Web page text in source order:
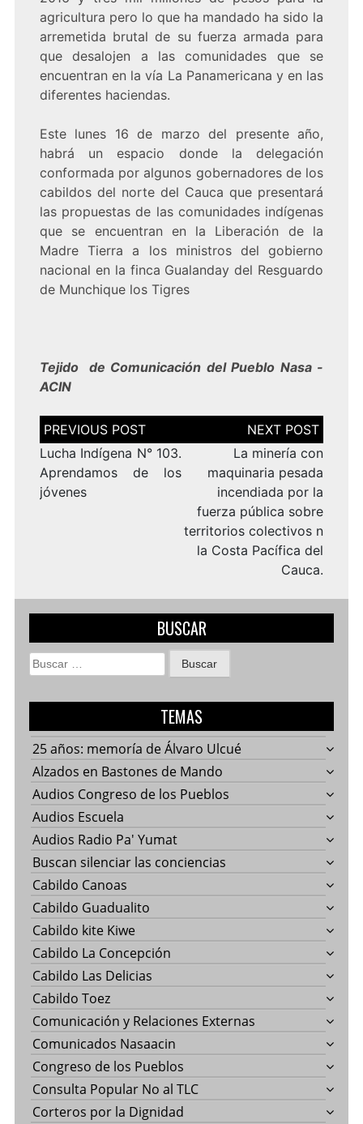
agricultura pero lo que ha mandado ha sido la
arremetida brutal de su fuerza armada para
que desalojen a las comunidades que se
encuentran en la vía La Panamericana y en las
diferentes haciendas.
Este lunes 16 de marzo del presente año,
habrá un espacio donde la delegación
conformada por algunos gobernadores de los
cabildos del norte del Cauca que presentará
las propuestas de las comunidades indígenas
que se encuentran en la Liberación de la
Madre Tierra a los ministros del gobierno
nacional en la finca Gualanday del Resguardo
de Munchique los Tigres
Tejido de Comunicación del Pueblo Nasa -
ACIN
Navegación
de
entradas
Lucha Indígena N° 103.
Aprendamos de los
jóvenes
La minería con
maquinaria pesada
incendiada por la
fuerza pública sobre
territorios colectivos n
la Costa Pacífica del
Cauca.
BUSCAR
Buscar:
TEMAS
25 años: memoría de Álvaro Ulcué
Alzados en Bastones de Mando
Audios Congreso de los Pueblos
Audios Escuela
Audios Radio Pa' Yumat
Buscan silenciar las conciencias
Cabildo Canoas
Cabildo Guadualito
Cabildo kite Kiwe
Cabildo La Concepción
Cabildo Las Delicias
Cabildo Toez
Comunicación y Relaciones Externas
Comunicados Nasaacin
Congreso de los Pueblos
Consulta Popular No al TLC
Corteros por la Dignidad